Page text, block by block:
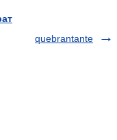
quebrantante